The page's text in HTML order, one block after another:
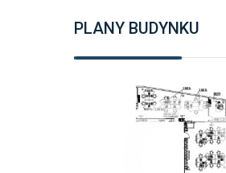
PLANY BUDYNKU